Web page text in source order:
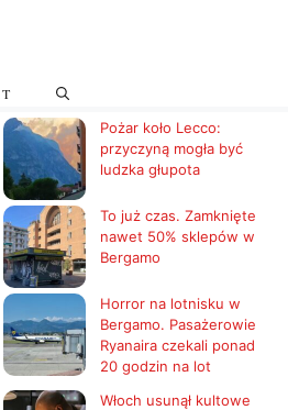
Pożar koło Lecco:
przyczyną mogła być
ludzka głupota
To już czas. Zamknięte
nawet 50% sklepów w
Bergamo
Horror na lotnisku w
Bergamo. Pasażerowie
Ryanaira czekali ponad
20 godzin na lot
Włoch usunął kultowe